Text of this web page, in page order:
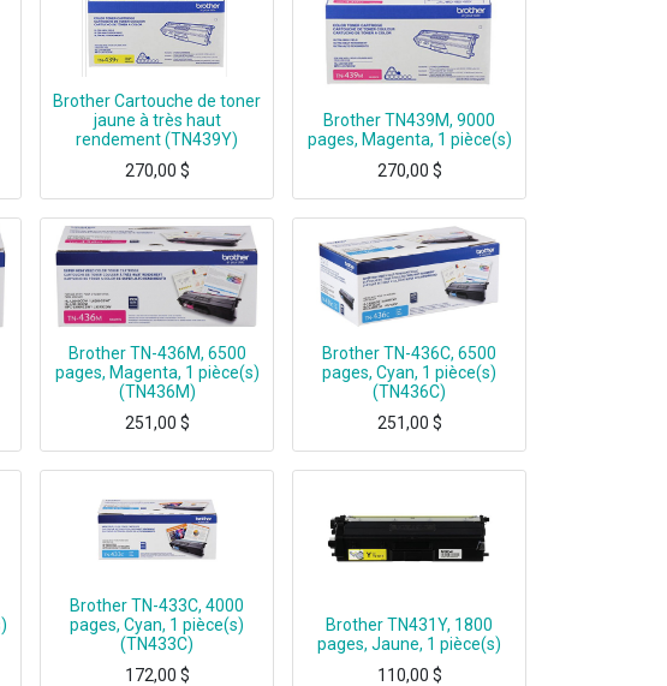
Brother Cartouche de toner
jaune à très haut
rendement (TN439Y)
270,00 $
Brother TN439M, 9000
pages, Magenta, 1 pièce(s)
270,00 $
Brother TN-436M, 6500
pages, Magenta, 1 pièce(s)
(TN436M)
251,00 $
Brother TN-436C, 6500
pages, Cyan, 1 pièce(s)
(TN436C)
251,00 $
Brother TN-433C, 4000
pages, Cyan, 1 pièce(s)
(TN433C)
172,00 $
Brother TN431Y, 1800
pages, Jaune, 1 pièce(s)
110,00 $